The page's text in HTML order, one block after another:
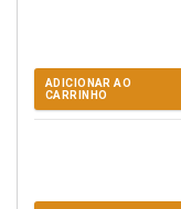
ADICIONAR AO
CARRINHO